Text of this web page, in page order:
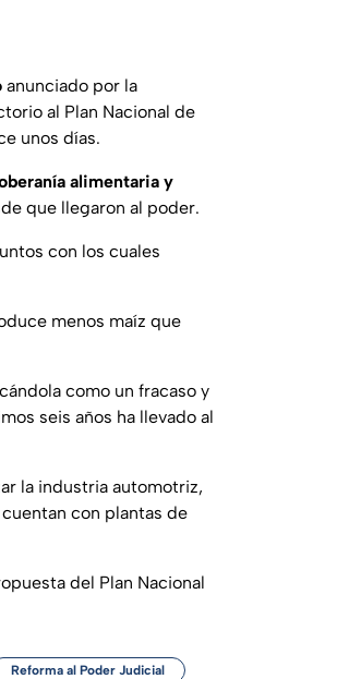
anunciado por la
al Plan Nacional de
unos días.
alimentaria y
que llegaron al poder.
con los cuales
menos maíz que
como un fracaso y
seis años ha llevado al
la industria automotriz,
con plantas de
del Plan Nacional
Reforma al Poder Judicial